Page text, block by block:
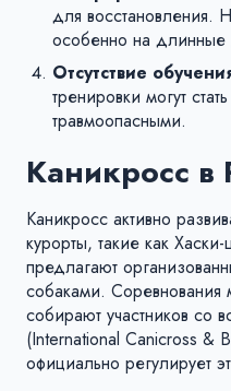
для восстановления.
особенно на длинные
Отсутствие
тренировки могут
травмоопасными.
Каникросс в
Каникросс активно
курорты, такие как
предлагают
собаками. Соревнования
собирают участников со
(International Canicross &
официально регулирует